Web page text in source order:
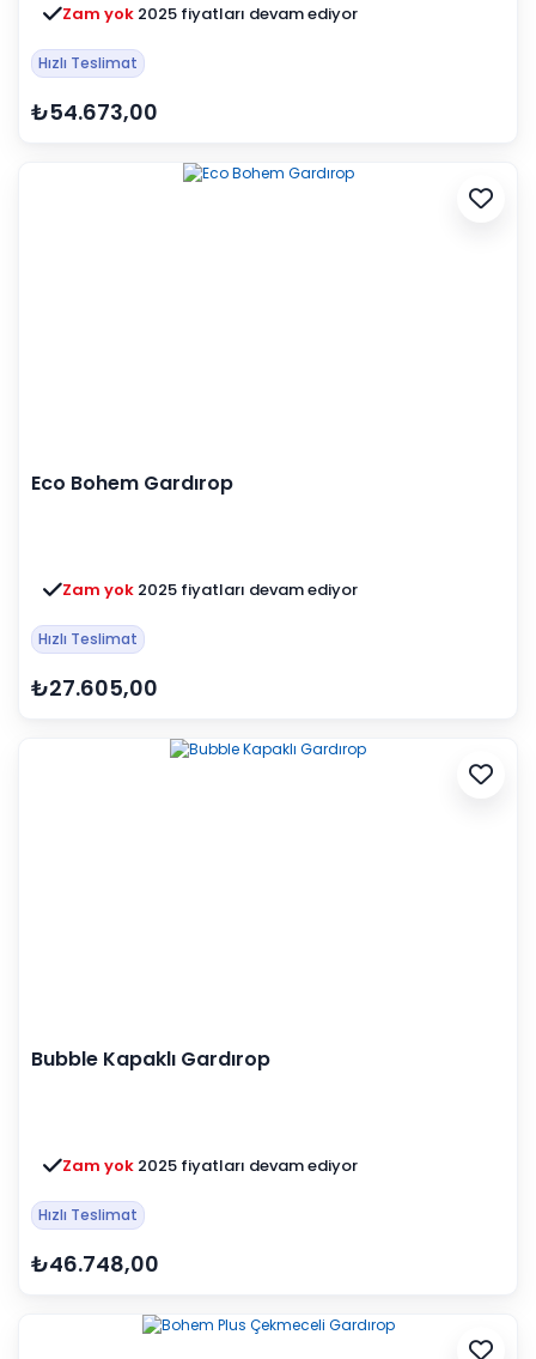
Zam yok 2025 fiyatları devam ediyor
Hızlı Teslimat
₺54.673,00
Eco Bohem Gardırop
Zam yok 2025 fiyatları devam ediyor
Hızlı Teslimat
₺27.605,00
Bubble Kapaklı Gardırop
Zam yok 2025 fiyatları devam ediyor
Hızlı Teslimat
₺46.748,00